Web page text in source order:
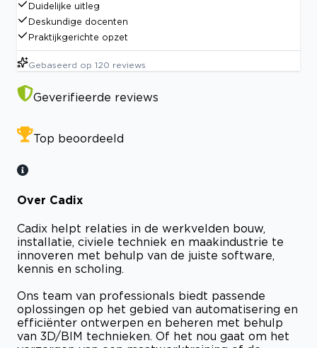
Duidelijke uitleg
Deskundige docenten
Praktijkgerichte opzet
Gebaseerd op 120 reviews
Geverifieerde reviews
Top beoordeeld
Over Cadix
Cadix helpt relaties in de werkvelden bouw,
installatie, civiele techniek en maakindustrie te
innoveren met behulp van de juiste software,
kennis en scholing.
Ons team van professionals biedt passende
oplossingen op het gebied van automatisering en
efficiënter ontwerpen en beheren met behulp
van 3D/BIM technieken. Of het nou gaat om het